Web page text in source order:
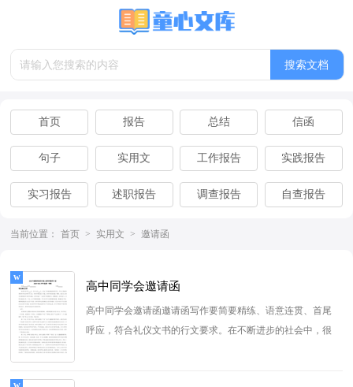
首页 报告 总结 信函
句子 实用文 工作报告 实践报告
实习报告 述职报告 调查报告 自查报告
离职报告
当前位置： 首页 > 实用文 > 邀请函
高中同学会邀请函
高中同学会邀请函邀请函写作要简要精练、语意连贯、首尾
呼应，符合礼仪文书的行文要求。在不断进步的社会中，很